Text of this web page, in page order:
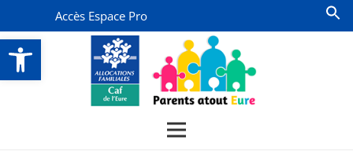
Ouvrir la barre d’outils
Accès Espace Pro